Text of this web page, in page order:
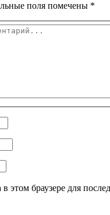
поля помечены *
этом браузере для